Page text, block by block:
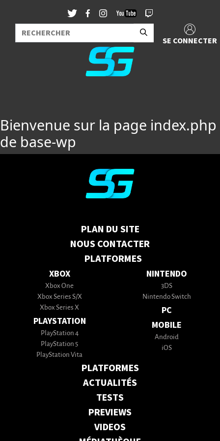
SE CONNECTER
Bienvenue sur la page index.php
de base-wp
PLAN DU SITE
NOUS CONTACTER
PLATFORMES
XBOX
Xbox One
Xbox Series S/X
Xbox Series X
PLAYSTATION
PlayStation 4
PlayStation 5
PlayStation Vita
NINTENDO
3DS
Nintendo Switch
PC
MOBILE
Android
iOS
PLATFORMES
ACTUALITÉS
TESTS
PREVIEWS
VIDEOS